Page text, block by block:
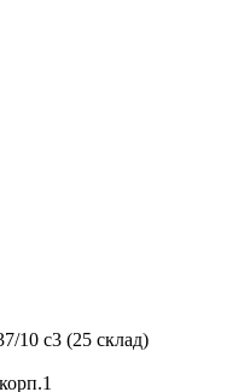
10 с3 (25 склад)